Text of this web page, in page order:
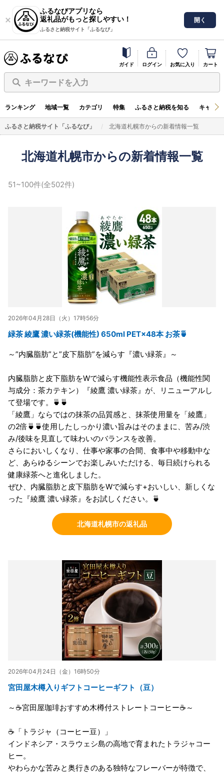
ふるなびアプリなら
返礼品がもっと探しやすい！
ふるさと納税サイト「ふるなび」
開く
ガイド ログイン お気に入り カート
キーワードを入力
ランキング 地域一覧 カテゴリ 特集 ふるさと納税を知る キャン
ふるさと納税サイト「ふるなび」 北海道札幌市からの新着情報一覧
北海道札幌市からの新着情報一覧
51~100件(全502件)
2026年04月28日（火）17時56分
緑茶 綾鷹 濃い緑茶(機能性) 650ml PET×48本 お茶🍵
～”内臓脂肪”と”皮下脂肪”を減らす『濃い緑茶』～
内臓脂肪と皮下脂肪をWで減らす機能性表示食品（機能性関
与成分：茶カテキン）『綾鷹 濃い緑茶』が、リニューアルし
て登場です。🍵🍵
「綾鷹」ならではの抹茶の品質感と、抹茶使用量を「綾鷹」
の2倍🍵🍵使用したしっかり濃い旨みはそのままに、苦み/渋
み/後味を見直して味わいのバランスを改善。
さらにおいしくなり、仕事や家事の合間、食事中や移動中な
ど、あらゆるシーンでお楽しみいただける、毎日続けられる
健康緑茶へと進化しました。
ぜひ、内臓脂肪と皮下脂肪をWで減らす+おいしい、新しくな
った『綾鷹 濃い緑茶』をお試しください。🍵
北海道札幌市の返礼品
2026年04月24日（金）16時50分
宮田屋木樽入りギフトコーヒーギフト（豆）
～☕宮田屋珈琲おすすめ木樽付ストレートコーヒー☕～
☕「トラジャ（コーヒー豆）」
インドネシア・スラウェシ島の高地で育まれたトラジャコー
ヒー。
やわらかな苦みと奥行きのある独特なフレーバーが特徴で、